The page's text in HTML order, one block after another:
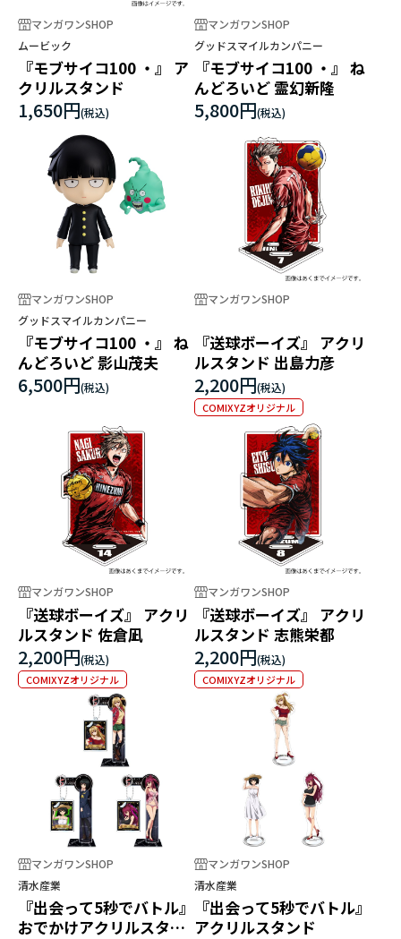
マンガワンSHOP
ムービック
『モブサイコ100 ・』 ア
クリルスタンド
1,650円
マンガワンSHOP
グッドスマイルカンパニー
『モブサイコ100 ・』 ね
んどろいど 霊幻新隆
5,800円
マンガワンSHOP
グッドスマイルカンパニー
『モブサイコ100 ・』 ね
んどろいど 影山茂夫
6,500円
マンガワンSHOP
『送球ボーイズ』 アクリ
ルスタンド 出島力彦
2,200円
COMIXYZオリジナル
マンガワンSHOP
『送球ボーイズ』 アクリ
ルスタンド 佐倉凪
2,200円
COMIXYZオリジナル
マンガワンSHOP
『送球ボーイズ』 アクリ
ルスタンド 志熊栄都
2,200円
COMIXYZオリジナル
マンガワンSHOP
清水産業
『出会って5秒でバトル』
おでかけアクリルスタン
マンガワンSHOP
清水産業
『出会って5秒でバトル』
アクリルスタンド